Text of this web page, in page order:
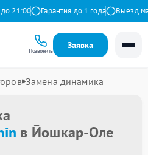
Гарантия до 1 года Выезд
Позвонить
Заявка
Замена динамика
в Йошкар-Оле